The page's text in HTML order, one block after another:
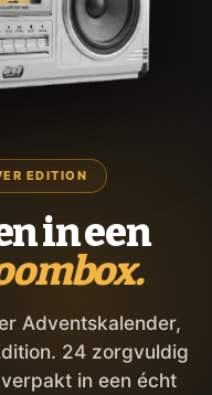
EDITION
in een
Adventskalender,
24 zorgvuldig
in een écht